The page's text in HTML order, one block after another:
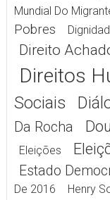
Mundial Do
Pobres
Direito
Direitos
Sociais
Da Rocha
Eleições
Estado
De 2016
Henry